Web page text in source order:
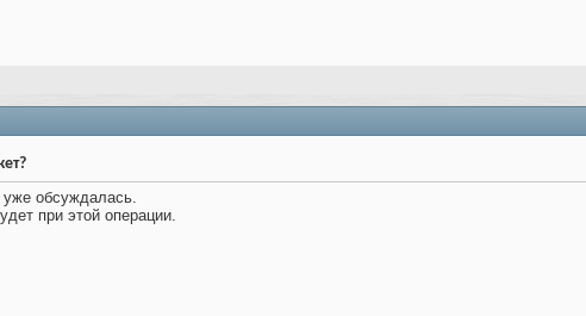
обсуждалась.
при этой операции.